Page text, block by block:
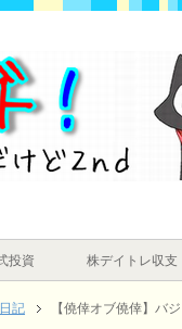
投資 株デイトレ収支
記 【僥倖オブ僥倖】バ